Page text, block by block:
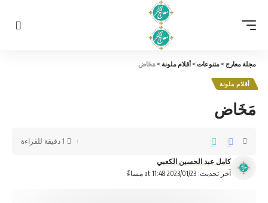
مجلة معارج> متنوعات> أقلام ملونة> مَخَاض
أقلام ملونة
مَخَاض
آخر تحديث: 2023/01/23 at 11:48 مساءً
كامل عبد الحسين الكعبي
1 دقيقة للقراءة